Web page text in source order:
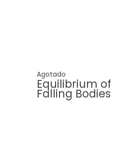
Agotado
Equilibrium of
Falling Bodies